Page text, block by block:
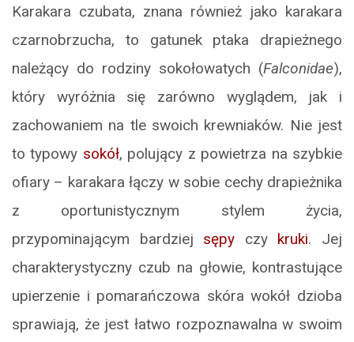
Karakara czubata, znana również jako karakara
czarnobrzucha, to gatunek ptaka drapieżnego
należący do rodziny sokołowatych (Falconidae),
który wyróżnia się zarówno wyglądem, jak i
zachowaniem na tle swoich krewniaków. Nie jest
to typowy sokół, polujący z powietrza na szybkie
ofiary – karakara łączy w sobie cechy drapieżnika
z oportunistycznym stylem życia,
przypominającym bardziej sępy czy kruki. Jej
charakterystyczny czub na głowie, kontrastujące
upierzenie i pomarańczowa skóra wokół dzioba
sprawiają, że jest łatwo rozpoznawalna w swoim